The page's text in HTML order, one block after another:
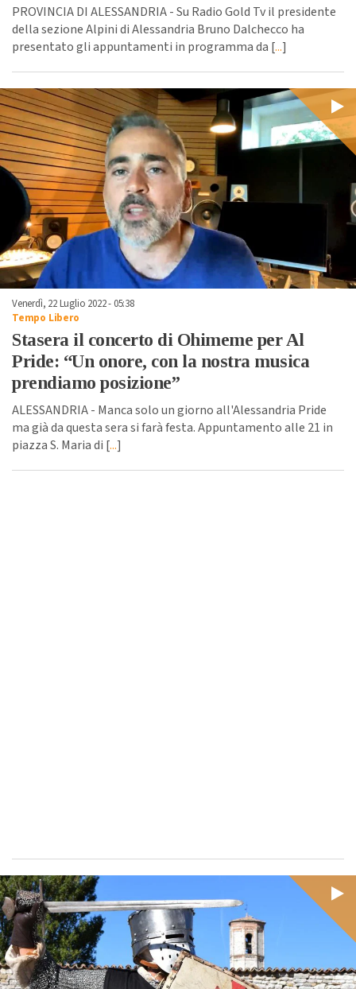
PROVINCIA DI ALESSANDRIA - Su Radio Gold Tv il presidente
della sezione Alpini di Alessandria Bruno Dalchecco ha
presentato gli appuntamenti in programma da [...]
Venerdì, 22 Luglio 2022 - 05:38
Tempo Libero
Stasera il concerto di Ohimeme per Al
Pride: “Un onore, con la nostra musica
prendiamo posizione”
ALESSANDRIA - Manca solo un giorno all'Alessandria Pride
ma già da questa sera si farà festa. Appuntamento alle 21 in
piazza S. Maria di [...]